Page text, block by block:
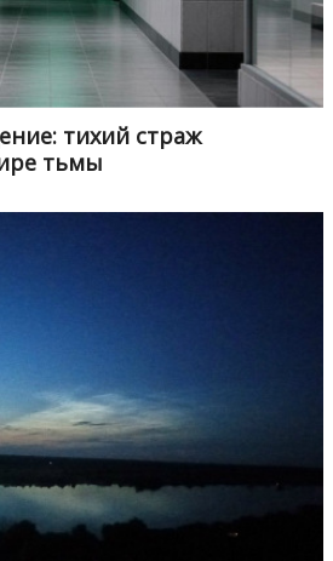
тихий страж
тьмы